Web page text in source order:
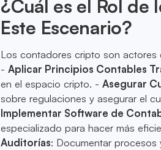
¿Cuál es el Rol de
Este Escenario?
Los contadores cripto son actores
-Aplicar Principios Contables
en el espacio cripto. -Asegurar
sobre regulaciones y asegurar el
Implementar Software de
especializado para hacer más
Auditorías: Documentar procesos